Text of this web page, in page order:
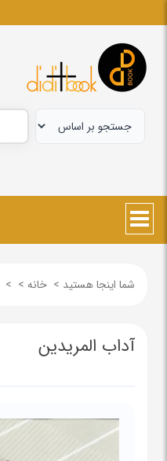
شما اینجا هستید > خانه >
>
آداب المریدین